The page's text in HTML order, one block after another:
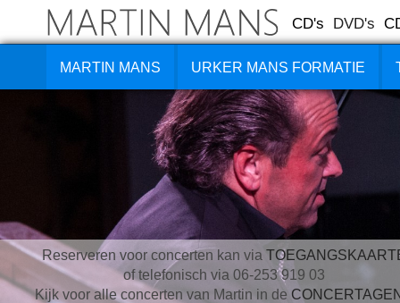
CD's DVD's
MARTIN MANS URKER MANS FORMATIE
Reserveren voor concerten kan via
of telefonisch via 06-253 919 03
Kijk voor alle concerten van Martin in de